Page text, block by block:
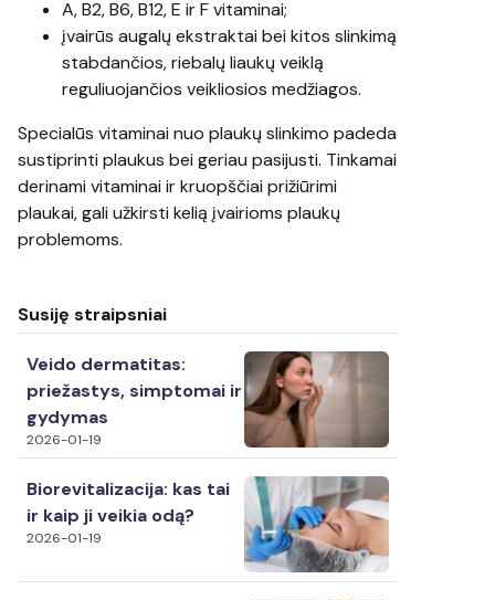
A, B2, B6, B12, E ir F vitaminai;
įvairūs augalų ekstraktai bei kitos slinkimą
stabdančios, riebalų liaukų veiklą
reguliuojančios veikliosios medžiagos.
Specialūs vitaminai nuo plaukų slinkimo padeda
sustiprinti plaukus bei geriau pasijusti. Tinkamai
derinami vitaminai ir kruopščiai prižiūrimi
plaukai, gali užkirsti kelią įvairioms plaukų
problemoms.
Susiję straipsniai
Veido dermatitas:
priežastys, simptomai ir
gydymas
2026-01-19
Biorevitalizacija: kas tai
ir kaip ji veikia odą?
2026-01-19